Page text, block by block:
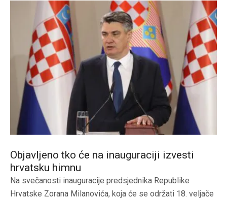
Objavljeno tko će na inauguraciji izvesti
hrvatsku himnu
Na svečanosti inauguracije predsjednika Republike
Hrvatske Zorana Milanovića, koja će se održati 18. veljače